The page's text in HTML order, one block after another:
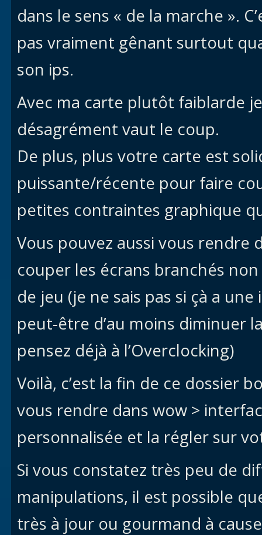
dans le sens « de la marche ».
pas vraiment gênant surtout
son ips.
Avec ma carte plutôt faiblarde
désagrément vaut le coup.
De plus, plus votre carte est
puissante/récente pour faire
petites contraintes graphique
Vous pouvez aussi vous rendre
couper les écrans branchés
de jeu (je ne sais pas si çà a
peut-être d’au moins diminuer
pensez déjà à l’Overclocking)
Voilà, c’est la fin de ce dossier
vous rendre dans wow >
personnalisée et la régler sur
Si vous constatez très peu de
manipulations, il est possible
très à jour ou gourmand à